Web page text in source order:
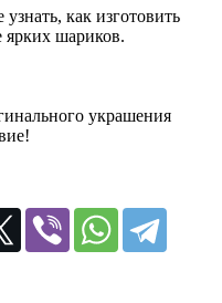
как изготовить
ярких шариков.
украшения